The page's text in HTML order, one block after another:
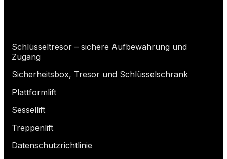
Schlüsseltresor – sichere Aufbewahrung und
Zugang
Sicherheitsbox, Tresor und Schlüsselschrank
Plattformlift
Sessellift
Treppenlift
Datenschutzrichtlinie